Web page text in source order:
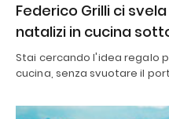
Federico Grilli ci
natalizi in cucina
Stai cercando l'idea regalo
cucina, senza svuotare il